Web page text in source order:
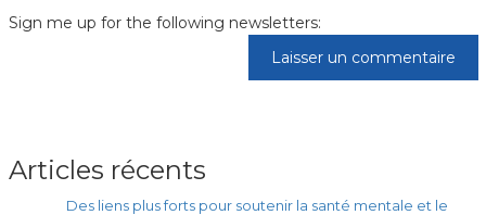
Sign me up for the following newsletters:
Articles récents
Des liens plus forts pour soutenir la santé mentale et le